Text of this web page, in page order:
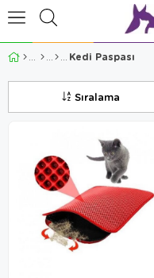
Kedi Paspası
Sıralama